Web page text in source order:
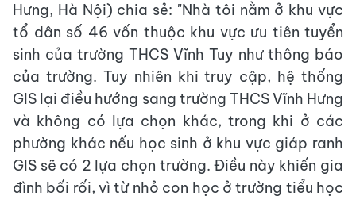
Hưng, Hà Nội) chia sẻ: "Nhà tôi nằm ở khu vực
tổ dân số 46 vốn thuộc khu vực ưu tiên tuyển
sinh của trường THCS Vĩnh Tuy như thông báo
của trường. Tuy nhiên khi truy cập, hệ thống
GIS lại điều hướng sang trường THCS Vĩnh Hưng
và không có lựa chọn khác, trong khi ở các
phường khác nếu học sinh ở khu vực giáp ranh
GIS sẽ có 2 lựa chọn trường. Điều này khiến gia
đình bối rối, vì từ nhỏ con học ở trường tiểu học